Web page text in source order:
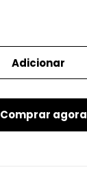
Adicionar
Comprar agora